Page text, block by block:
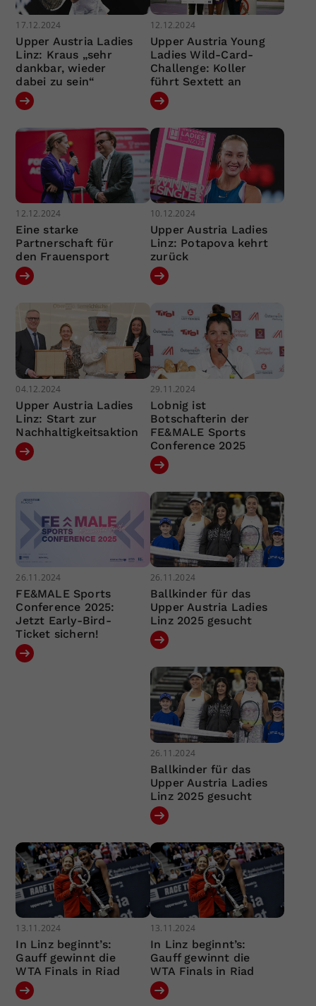
17.12.2024
Upper Austria Ladies
Linz: Kraus „sehr
dankbar, wieder
dabei zu sein“
12.12.2024
Upper Austria Young
Ladies Wild-Card-
Challenge: Koller
führt Sextett an
12.12.2024
Eine starke
Partnerschaft für
den Frauensport
10.12.2024
Upper Austria Ladies
Linz: Potapova kehrt
zurück
04.12.2024
Upper Austria Ladies
Linz: Start zur
Nachhaltigkeitsaktion
29.11.2024
Lobnig ist
Botschafterin der
FE&MALE Sports
Conference 2025
26.11.2024
FE&MALE Sports
Conference 2025:
Jetzt Early-Bird-
Ticket sichern!
26.11.2024
Ballkinder für das
Upper Austria Ladies
Linz 2025 gesucht
26.11.2024
Ballkinder für das
Upper Austria Ladies
Linz 2025 gesucht
13.11.2024
In Linz beginnt’s:
Gauff gewinnt die
WTA Finals in Riad
13.11.2024
In Linz beginnt’s:
Gauff gewinnt die
WTA Finals in Riad